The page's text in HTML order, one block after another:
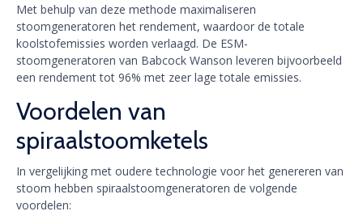
Met behulp van deze methode maximaliseren
stoomgeneratoren het rendement, waardoor de totale
koolstofemissies worden verlaagd. De ESM-
stoomgeneratoren van Babcock Wanson leveren bijvoorbeeld
een rendement tot 96% met zeer lage totale emissies.
Voordelen van
spiraalstoomketels
In vergelijking met oudere technologie voor het genereren van
stoom hebben spiraalstoomgeneratoren de volgende
voordelen: